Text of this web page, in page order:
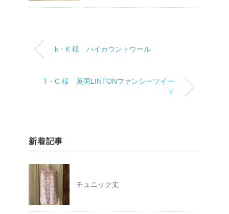
k・K 様 ハイカウントウール
T・C 様 英国LINTONファンシーツイー
ド
新着記事
チュニック丈